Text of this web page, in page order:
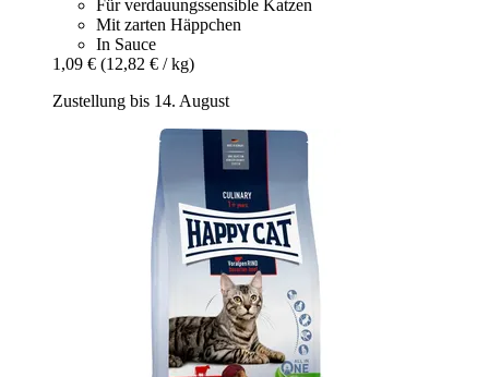
Für verdauungssensible Katzen
Mit zarten Häppchen
In Sauce
1,09 € (12,82 € / kg)
Zustellung bis 14. August